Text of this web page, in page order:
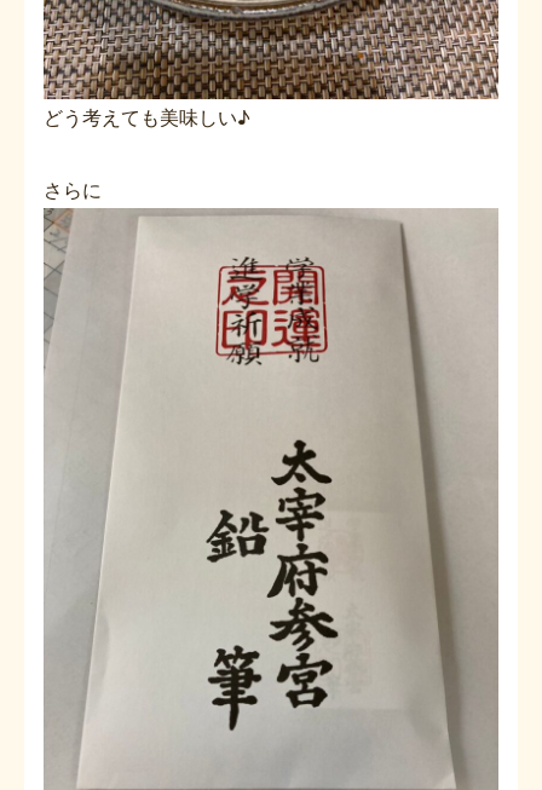
どう考えても美味しい♪
さらに